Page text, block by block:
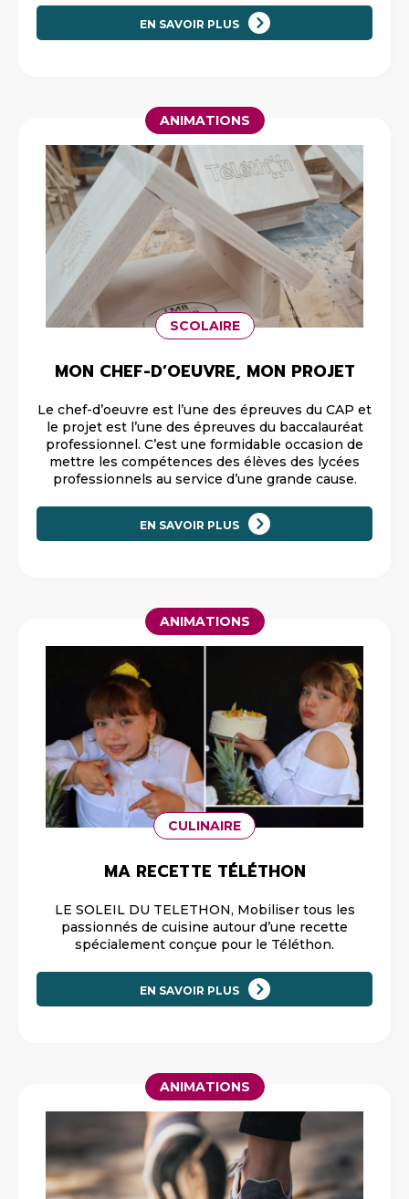
EN SAVOIR PLUS
ANIMATIONS
SCOLAIRE
MON CHEF-D’OEUVRE, MON PROJET
Le chef-d’oeuvre est l’une des épreuves du CAP et
le projet est l’une des épreuves du baccalauréat
professionnel. C’est une formidable occasion de
mettre les compétences des élèves des lycées
professionnels au service d’une grande cause.
EN SAVOIR PLUS
ANIMATIONS
CULINAIRE
MA RECETTE TÉLÉTHON
LE SOLEIL DU TELETHON, Mobiliser tous les
passionnés de cuisine autour d’une recette
spécialement conçue pour le Téléthon.
EN SAVOIR PLUS
ANIMATIONS